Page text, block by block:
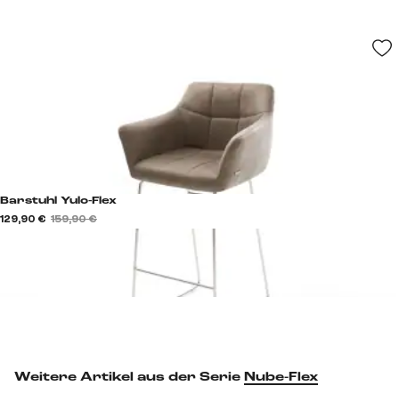
Weitere Artikel aus der Serie Nube-Flex
Barstuhl Yulo-Flex
129,90 € 159,90 €